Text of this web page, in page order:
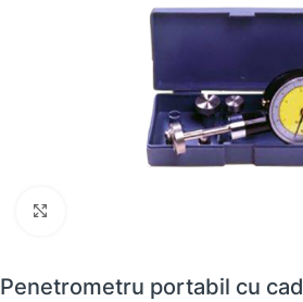
Penetrometru portabil cu